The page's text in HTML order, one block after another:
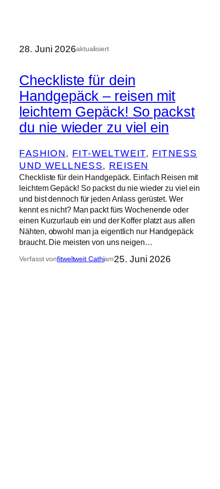
28. Juni 2026aktualisiert
Checkliste für dein
Handgepäck – reisen mit
leichtem Gepäck! So packst
du nie wieder zu viel ein
FASHION, FIT-WELTWEIT, FITNESS
UND WELLNESS, REISEN
Checkliste für dein Handgepäck. Einfach Reisen mit
leichtem Gepäck! So packst du nie wieder zu viel ein
und bist dennoch für jeden Anlass gerüstet. Wer
kennt es nicht? Man packt fürs Wochenende oder
einen Kurzurlaub ein und der Koffer platzt aus allen
Nähten, obwohl man ja eigentlich nur Handgepäck
braucht. Die meisten von uns neigen…
Verfasst vonfitweltweit Cathiam25. Juni 2026